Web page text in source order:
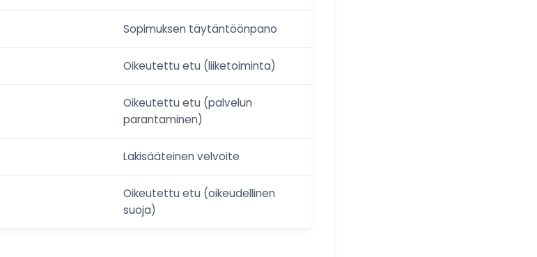
Sopimuksen täytäntöönpano
Oikeutettu etu (liiketoiminta)
Oikeutettu etu (palvelun
parantaminen)
Lakisääteinen velvoite
Oikeutettu etu (oikeudellinen
suoja)